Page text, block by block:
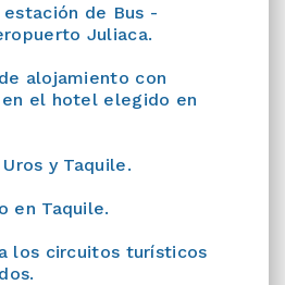
estación de Bus -
Juliaca.
alojamiento con
en el hotel elegido en
y Taquile.
en Taquile.
los circuitos turísticos